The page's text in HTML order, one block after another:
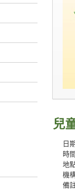
兒
日
時
地
機
備